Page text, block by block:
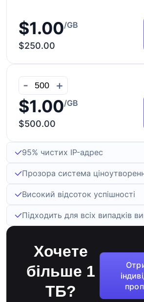
$1.00/GB
$250.00
- +
$1.00/GB
$500.00
95% чистих IP-адрес
Прозора система
Високий відсоток успішності
Підходить для всіх випадків
Хочете
більше 1
ТБ?